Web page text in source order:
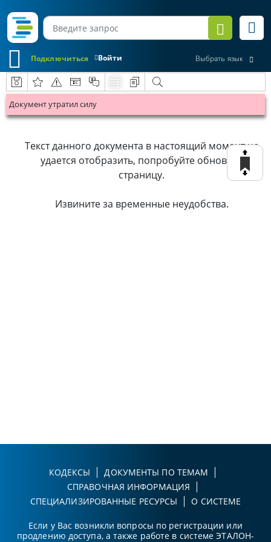
Войти
Подключиться Выбрать язык
Документ утратил силу
Текст данного документа в настоящий момент не
удается отобразить, попробуйте обновить
страницу.
Извините за временные неудобства.
КОДЕКСЫ
ДОКУМЕНТЫ ПО ТЕМАМ
СПРАВОЧНАЯ ИНФОРМАЦИЯ
СПЕЦИАЛИЗИРОВАННЫЕ РЕСУРСЫ
О СИСТЕМЕ
Если у Вас возникли вопросы по регистрации или
продлению доступа, а также работе в системе ЭТАЛОН-